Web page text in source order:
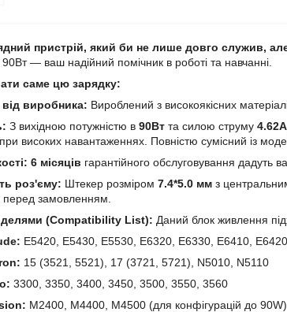
пристрій, який би не лише довго служив,
— ваш надійний помічник в роботі та навчанні.
саме цю зарядку:
від виробника: Вироблений з високоякісних
З вихідною потужністю в 90Вт та силою струму 4.62А
при високих навантаженнях. Повністю сумісний із
6 місяців гарантійного обслуговування дадуть
роз'єму: Штекер розміром 7.4*5.0 мм з
перед замовленням.
(Compatibility List): Даний блок живлення
E5420, E5430, E5530, E6320, E6330, E6410,
15 (3521, 5521), 17 (3721, 5721), N5010, N5110
3300, 3350, 3400, 3450, 3500, 3550, 3560
M2400, M4400, M4500 (для конфігурацій до 90W)